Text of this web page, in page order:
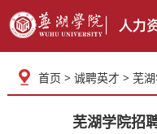
首页 >诚聘英才 > 芜
芜湖学院招